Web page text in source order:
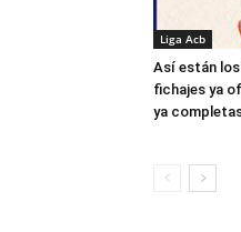
Liga Acb
Así están
fichajes ya
ya